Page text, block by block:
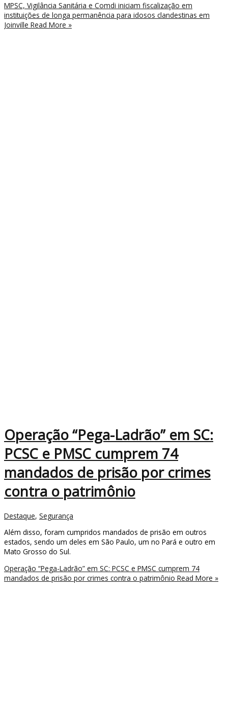
MPSC, Vigilância Sanitária e Comdi iniciam fiscalização em
instituições de longa permanência para idosos clandestinas em
Joinville Read More »
Operação “Pega-Ladrão” em SC:
PCSC e PMSC cumprem 74
mandados de prisão por crimes
contra o patrimônio
Destaque, Segurança
Além disso, foram cumpridos mandados de prisão em outros
estados, sendo um deles em São Paulo, um no Pará e outro em
Mato Grosso do Sul.
Operação “Pega-Ladrão” em SC: PCSC e PMSC cumprem 74
mandados de prisão por crimes contra o patrimônio Read More »